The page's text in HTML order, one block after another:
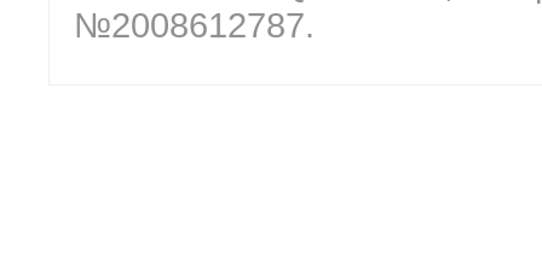
№2008612787.